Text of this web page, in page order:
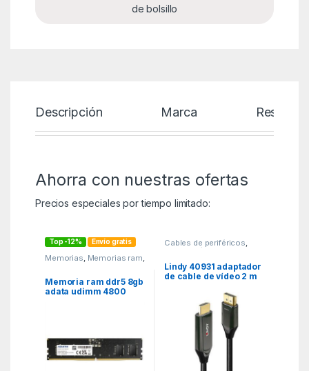
de bolsillo
Descripción Marca Reseñas
Ahorra con nuestras ofertas
Precios especiales por tiempo limitado:
Top -12% Envío gratis
Memorias, Memorias ram,
Memoria ram ddr5 8gb
adata udimm 4800
Cables de periféricos,
Periféricos
Lindy 40931 adaptador
de cable de vídeo 2 m
DisplayPort Negro